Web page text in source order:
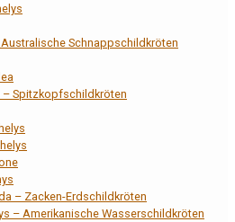
Schnappschildkröten
– Spitzkopfschildkröten
– Zacken-Erdschildkröten
– Amerikanische Wasserschildkröten